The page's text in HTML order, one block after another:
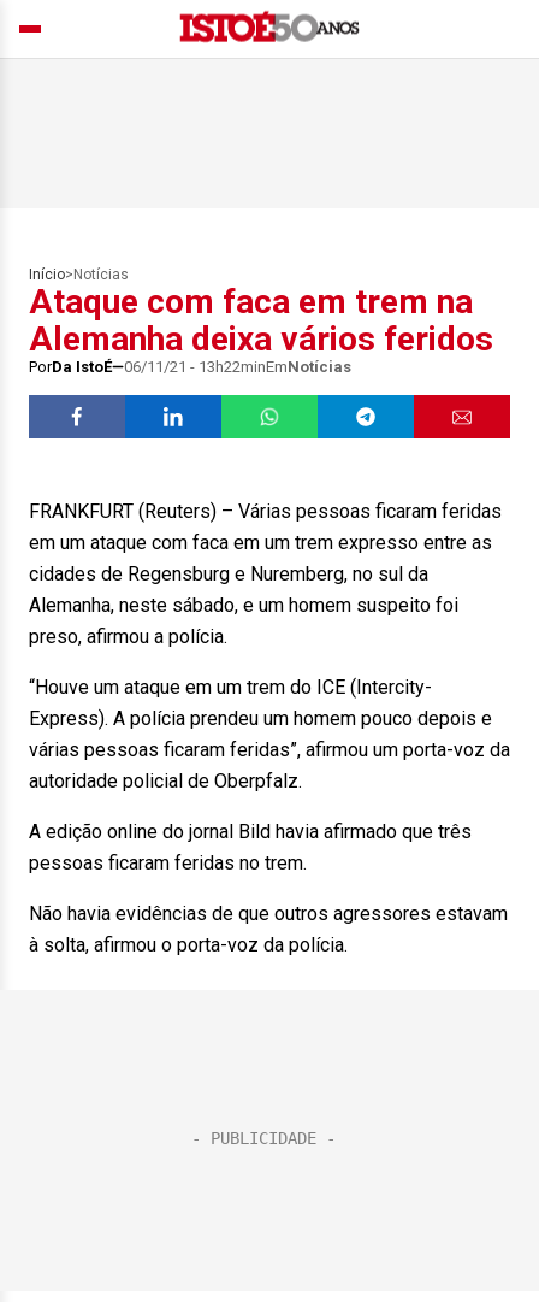
Início> Notícias
Ataque com faca em trem na
Alemanha deixa vários feridos
PorDa IstoÉ 06/11/21 - 13h22minEmNotícias
FRANKFURT (Reuters) – Várias pessoas ficaram feridas
em um ataque com faca em um trem expresso entre as
cidades de Regensburg e Nuremberg, no sul da
Alemanha, neste sábado, e um homem suspeito foi
preso, afirmou a polícia.
“Houve um ataque em um trem do ICE (Intercity-
Express). A polícia prendeu um homem pouco depois e
várias pessoas ficaram feridas”, afirmou um porta-voz da
autoridade policial de Oberpfalz.
A edição online do jornal Bild havia afirmado que três
pessoas ficaram feridas no trem.
Não havia evidências de que outros agressores estavam
à solta, afirmou o porta-voz da polícia.